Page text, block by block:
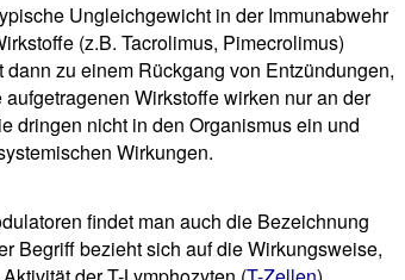
Ungleichgewicht in der Immunabwehr
(z.B. Tacrolimus, Pimecrolimus)
zu einem Rückgang von Entzündungen,
Wirkstoffe wirken nur an der
dringen nicht in den Organismus ein und
Wirkungen.
findet man auch die Bezeichnung
Begriff bezieht sich auf die Wirkungsweise,